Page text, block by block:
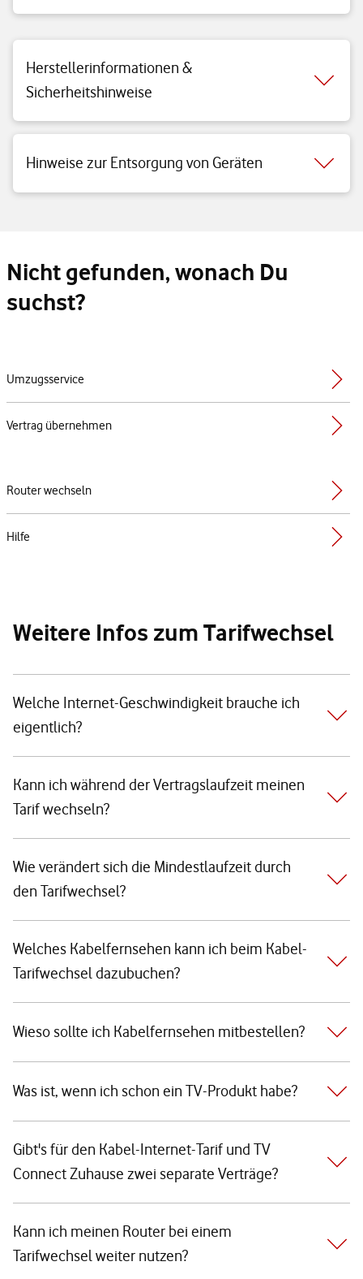
Herstellerinformationen &
Sicherheitshinweise
Hinweise zur Entsorgung von Geräten
Nicht gefunden, wonach Du
suchst?
Umzugsservice
Vertrag übernehmen
Router wechseln
Hilfe
Weitere Infos zum Tarifwechsel
Welche Internet-Geschwindigkeit brauche ich
eigentlich?
Kann ich während der Vertragslaufzeit meinen
Tarif wechseln?
Wie verändert sich die Mindestlaufzeit durch
den Tarifwechsel?
Welches Kabelfernsehen kann ich beim Kabel-
Tarifwechsel dazubuchen?
Wieso sollte ich Kabelfernsehen mitbestellen?
Was ist, wenn ich schon ein TV-Produkt habe?
Gibt's für den Kabel-Internet-Tarif und TV
Connect Zuhause zwei separate Verträge?
Kann ich meinen Router bei einem
Tarifwechsel weiter nutzen?